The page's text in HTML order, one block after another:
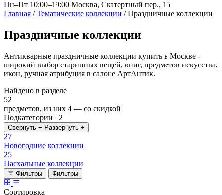
Пн–Пт 10:00–19:00 Москва, Скатертный пер., 15
Главная / Тематические коллекции / Праздничные коллекции
Праздничные коллекции
Антикварные праздничные коллекции купить в Москве -
широкий выбор старинных вещей, книг, предметов искусства,
икон, ручная атрибуция в салоне АртАнтик.
Найдено в разделе
52
предметов, из них 4 — со скидкой
Подкатегории · 2
Свернуть − Развернуть +
27
Новогодние коллекции
25
Пасхальные коллекции
Фильтры Фильтры
Сортировка